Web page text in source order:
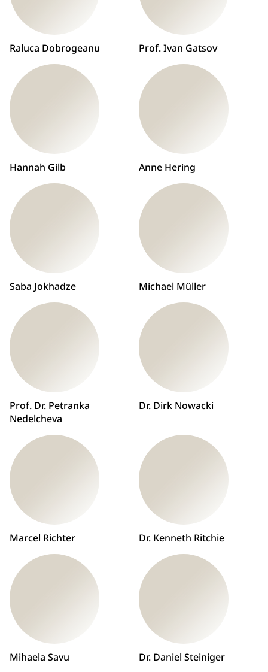
Raluca Dobrogeanu Prof. Ivan Gatsov
Hannah Gilb Anne Hering
Saba Jokhadze Michael Müller
Prof. Dr. Petranka
Nedelcheva
Dr. Dirk Nowacki
Marcel Richter Dr. Kenneth Ritchie
Mihaela Savu Dr. Daniel Steiniger